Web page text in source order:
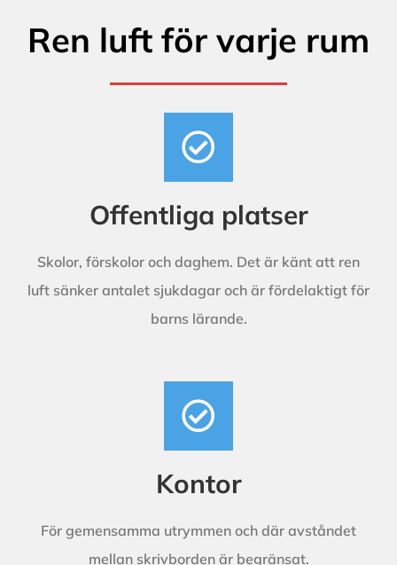
Ren luft för varje rum
Offentliga platser
Skolor, förskolor och daghem. Det är känt att ren
luft sänker antalet sjukdagar och är fördelaktigt för
barns lärande.
Kontor
För gemensamma utrymmen och där avståndet
mellan skrivborden är begränsat.